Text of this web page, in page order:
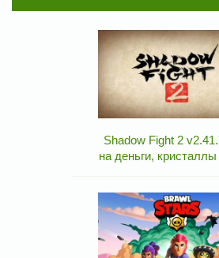
Shadow Fight 2
на деньги,